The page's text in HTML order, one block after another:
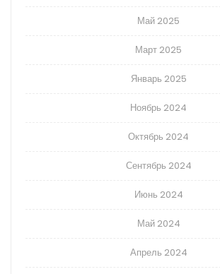
Май 2025
Март 2025
Январь 2025
Ноябрь 2024
Октябрь 2024
Сентябрь 2024
Июнь 2024
Май 2024
Апрель 2024